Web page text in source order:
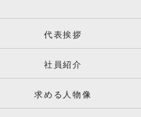
代表挨拶
社員紹介
求める人物像